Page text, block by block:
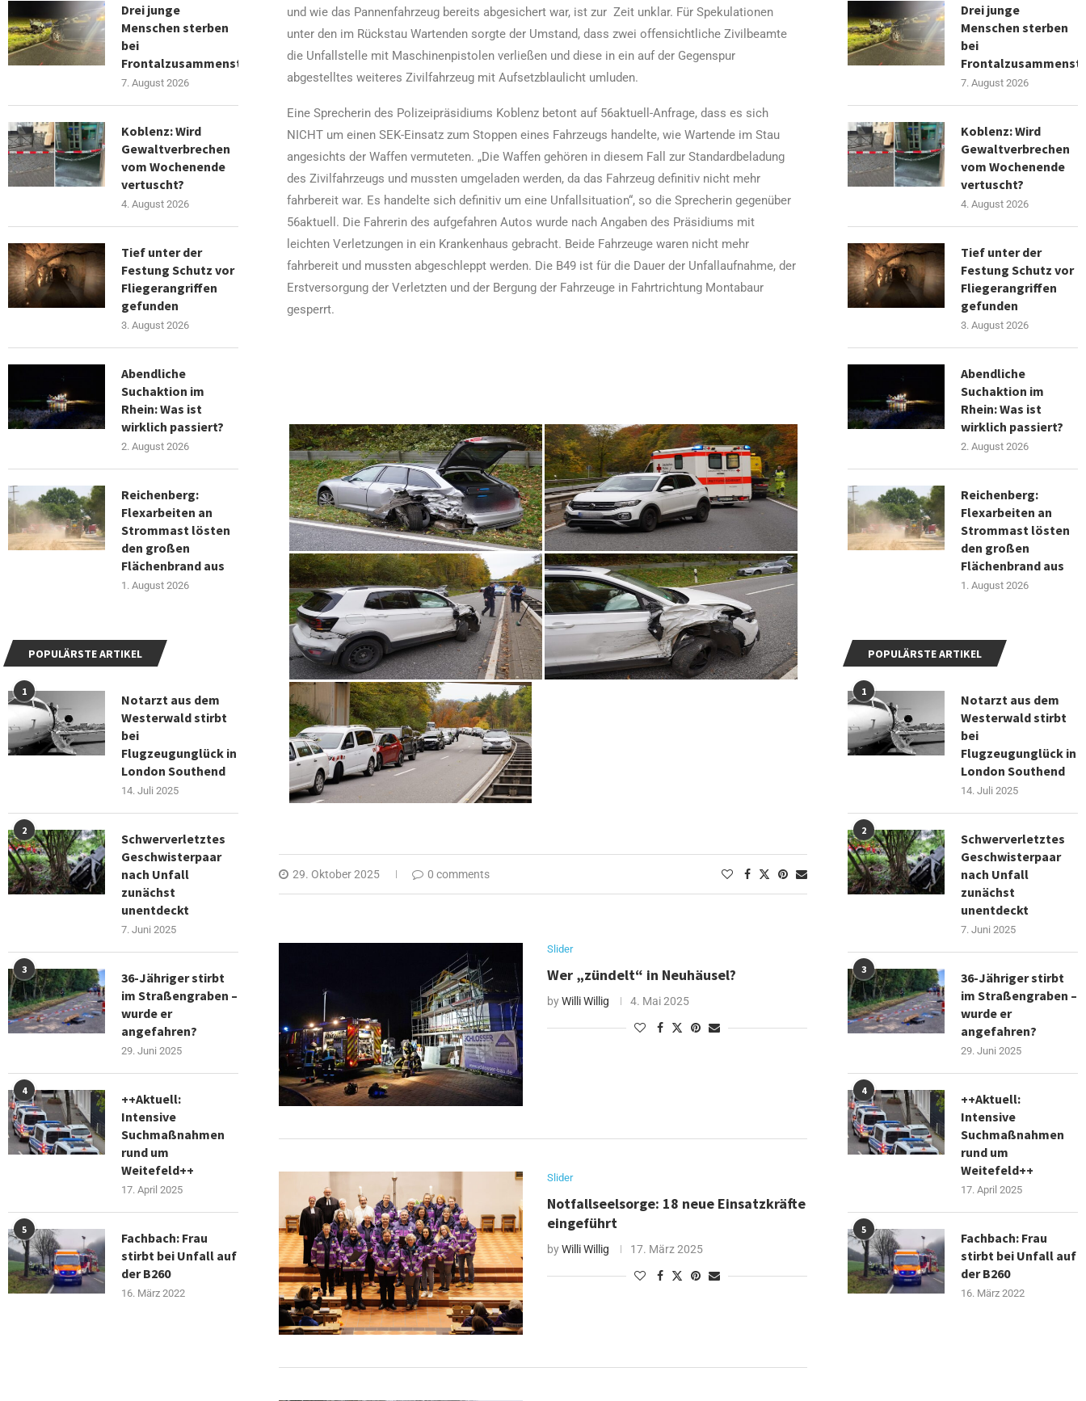
und wie das Pannenfahrzeug bereits abgesichert war, ist zur Zeit unklar. Für Spekulationen
unter den im Rückstau Wartenden sorgte der Umstand, dass zwei offensichtliche Zivilbeamte
die Unfallstelle mit Maschinenpistolen verließen und diese in ein auf der Gegenspur
abgestelltes weiteres Zivilfahrzeug mit Aufsetzblaulicht umluden.
Eine Sprecherin des Polizeipräsidiums Koblenz betont auf 56aktuell-Anfrage, dass es sich
NICHT um einen SEK-Einsatz zum Stoppen eines Fahrzeugs handelte, wie Wartende im Stau
angesichts der Waffen vermuteten. „Die Waffen gehören in diesem Fall zur Standardbeladung
des Zivilfahrzeugs und mussten umgeladen werden, da das Fahrzeug definitiv nicht mehr
fahrbereit war. Es handelte sich definitiv um eine Unfallsituation“, so die Sprecherin gegenüber
56aktuell. Die Fahrerin des aufgefahren Autos wurde nach Angaben des Präsidiums mit
leichten Verletzungen in ein Krankenhaus gebracht. Beide Fahrzeuge waren nicht mehr
fahrbereit und mussten abgeschleppt werden. Die B49 ist für die Dauer der Unfallaufnahme, der
Erstversorgung der Verletzten und der Bergung der Fahrzeuge in Fahrtrichtung Montabaur
gesperrt.
29. Oktober 2025 0 comments
Slider
Wer „zündelt“ in Neuhäusel?
byWilli Willig 4. Mai 2025
Slider
Notfallseelsorge: 18 neue Einsatzkräfte
eingeführt
byWilli Willig 17. März 2025
Drei junge
Menschen sterben
bei
7. August 2026
Koblenz: Wird
Gewaltverbrechen
vom Wochenende
vertuscht?
4. August 2026
Tief unter der
Festung Schutz vor
Fliegerangriffen
gefunden
3. August 2026
Abendliche
Suchaktion im
Rhein: Was ist
wirklich passiert?
2. August 2026
Reichenberg:
Flexarbeiten an
Strommast lösten
den großen
Flächenbrand aus
1. August 2026
POPULÄRSTE ARTIKEL
1
Notarzt aus dem
Westerwald stirbt
bei
Flugzeugunglück in
London Southend
14. Juli 2025
2
Schwerverletztes
Geschwisterpaar
nach Unfall
zunächst
unentdeckt
7. Juni 2025
3
36-Jähriger stirbt
im Straßengraben –
wurde er
angefahren?
29. Juni 2025
4
++Aktuell:
Intensive
Suchmaßnahmen
rund um
Weitefeld++
17. April 2025
5
Fachbach: Frau
stirbt bei Unfall auf
der B260
16. März 2022
Drei junge
Menschen sterben
bei
Frontalzusammenstoß
7. August 2026
Koblenz: Wird
Gewaltverbrechen
vom Wochenende
vertuscht?
4. August 2026
Tief unter der
Festung Schutz vor
Fliegerangriffen
gefunden
3. August 2026
Abendliche
Suchaktion im
Rhein: Was ist
wirklich passiert?
2. August 2026
Reichenberg:
Flexarbeiten an
Strommast lösten
den großen
Flächenbrand aus
1. August 2026
POPULÄRSTE ARTIKEL
1
Notarzt aus dem
Westerwald stirbt
bei
Flugzeugunglück in
London Southend
14. Juli 2025
2
Schwerverletztes
Geschwisterpaar
nach Unfall
zunächst
unentdeckt
7. Juni 2025
3
36-Jähriger stirbt
im Straßengraben –
wurde er
angefahren?
29. Juni 2025
4
++Aktuell:
Intensive
Suchmaßnahmen
rund um
Weitefeld++
17. April 2025
5
Fachbach: Frau
stirbt bei Unfall auf
der B260
16. März 2022